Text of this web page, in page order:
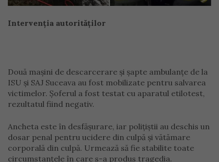
Intervenţia autorităţilor
Două maşini de descarcerare şi şapte ambulanţe de la
ISU şi SAJ Suceava au fost mobilizate pentru salvarea
victimelor. Şoferul a fost testat cu aparatul etilotest,
rezultatul fiind negativ.
Ancheta este în desfăşurare, iar poliţiştii au deschis un
dosar penal pentru ucidere din culpă şi vătămare
corporală din culpă. Urmează să fie stabilite toate
circumstanţele în care s-a produs tragedia.